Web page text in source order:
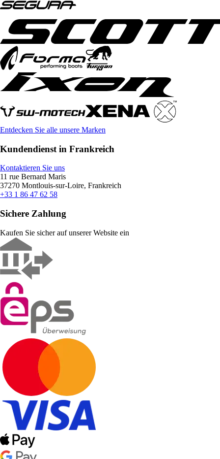
Entdecken Sie alle unsere Marken
Kundendienst in Frankreich
Kontaktieren Sie uns
11 rue Bernard Maris
37270 Montlouis-sur-Loire, Frankreich
+33 1 86 47 62 58
Sichere Zahlung
Kaufen Sie sicher auf unserer Website ein